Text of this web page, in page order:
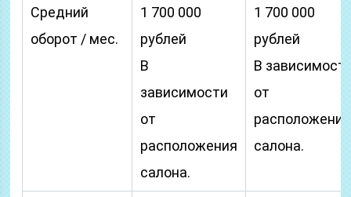
Средний
оборот / мес.
1 700 000
рублей
В
зависимости
от
расположения
салона.
1 700 000
рублей
В
от
расположения
салона.